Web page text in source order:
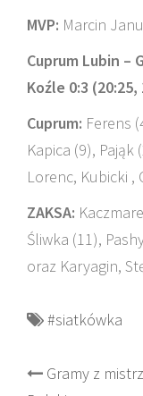
MVP: Marcin
Cuprum Lubin –
Koźle 0:3 (20:25,
Cuprum: Ferens
Kapica (9),
Lorenc, Kubicki ,
ZAKSA:
Śliwka (11),
oraz Karyagin,
#siatkówka
Post
Gramy z